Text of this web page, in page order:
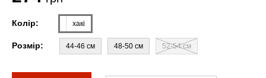
Колір: хакі
Розмір: 44-46 см 48-50 см 52-54 см